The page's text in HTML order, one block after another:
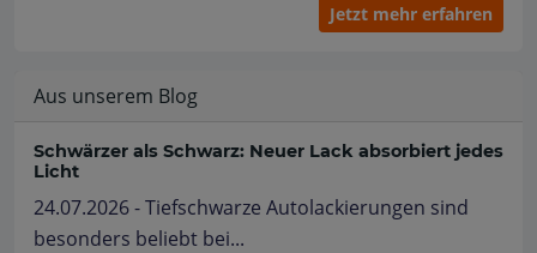
Jetzt mehr erfahren
Aus unserem Blog
Schwärzer als Schwarz: Neuer Lack absorbiert jedes
Licht
24.07.2026 - Tiefschwarze Autolackierungen sind
besonders beliebt bei...